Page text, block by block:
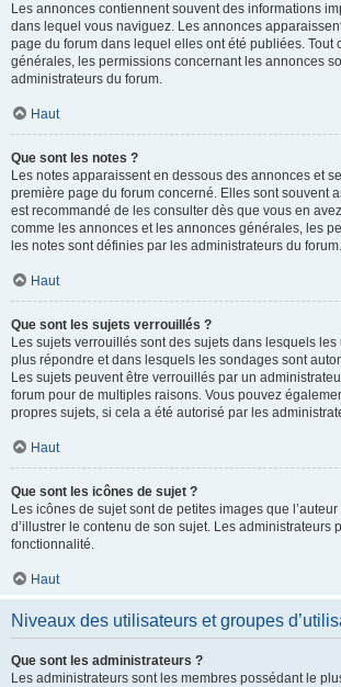
Les annonces contiennent souvent des informations
dans lequel vous naviguez. Les annonces
page du forum dans lequel elles ont été publiées. Tout
générales, les permissions concernant les annonces
administrateurs du forum.
Haut
Que sont les notes ?
Les notes apparaissent en dessous des annonces et
première page du forum concerné. Elles sont souvent
est recommandé de les consulter dès que vous en
comme les annonces et les annonces générales, les
les notes sont définies par les administrateurs du forum.
Haut
Que sont les sujets verrouillés ?
Les sujets verrouillés sont des sujets dans lesquels
plus répondre et dans lesquels les sondages sont
Les sujets peuvent être verrouillés par un
forum pour de multiples raisons. Vous pouvez
propres sujets, si cela a été autorisé par les
Haut
Que sont les icônes de sujet ?
Les icônes de sujet sont de petites images que
d’illustrer le contenu de son sujet. Les administrateurs
fonctionnalité.
Haut
Niveaux des utilisateurs et groupes
Que sont les administrateurs ?
Les administrateurs sont les membres possédant le